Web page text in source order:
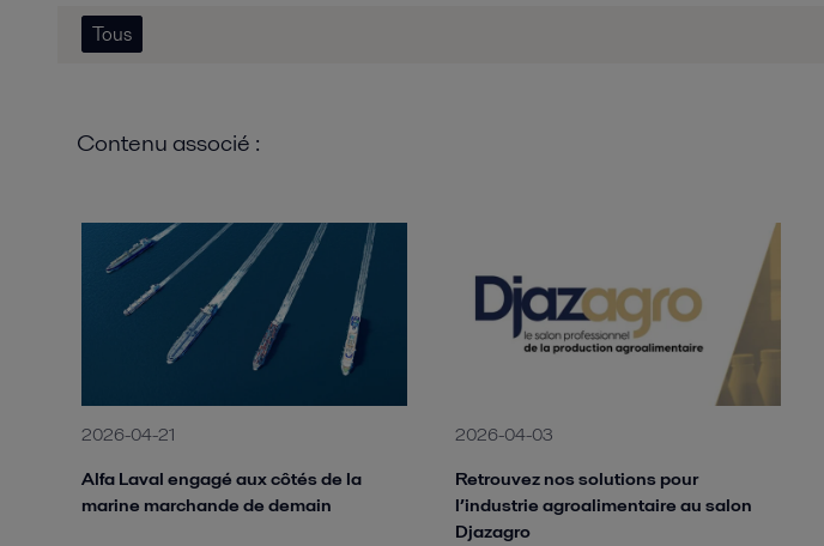
Tous
Contenu associé :
2026-04-21
Alfa Laval engagé aux côtés de la
marine marchande de demain
2026-04-03
Retrouvez nos solutions pour
l’industrie agroalimentaire au salon
Djazagro